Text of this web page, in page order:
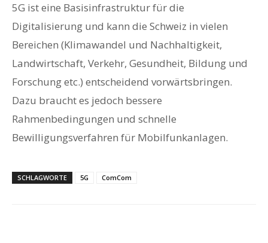
5G ist eine Basisinfrastruktur für die
Digitalisierung und kann die Schweiz in vielen
Bereichen (Klimawandel und Nachhaltigkeit,
Landwirtschaft, Verkehr, Gesundheit, Bildung und
Forschung etc.) entscheidend vorwärtsbringen.
Dazu braucht es jedoch bessere
Rahmenbedingungen und schnelle
Bewilligungsverfahren für Mobilfunkanlagen.
SCHLAGWORTE 5G ComCom